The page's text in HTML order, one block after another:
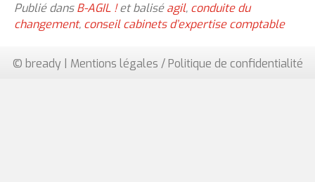
Publié dansB-AGIL !et baliséagil, conduite du
changement, conseil cabinets d’expertise comptable
© bready | Mentions légales / Politique de confidentialité